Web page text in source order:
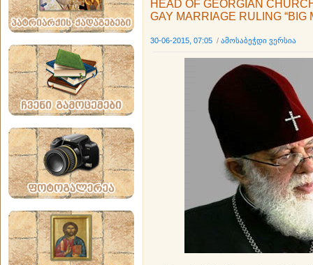
HEAD OF GEORGIAN
GAY MARRIAGE RULING “BIG
30-06-2015, 07:05 / ამოსაბეჭდი ვერსია